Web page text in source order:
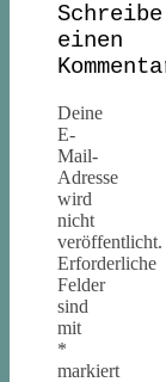
Schreibe
einen
Deine
E-
Mail-
Adresse
wird
nicht
veröffentlicht.
Erforderliche
Felder
sind
mit
*
markiert